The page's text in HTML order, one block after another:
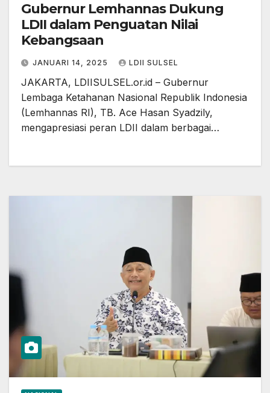
Gubernur Lemhannas Dukung
LDII dalam Penguatan Nilai
Kebangsaan
JANUARI 14, 2025 LDII SULSEL
JAKARTA, LDIISULSEL.or.id – Gubernur
Lembaga Ketahanan Nasional Republik Indonesia
(Lemhannas RI), TB. Ace Hasan Syadzily,
mengapresiasi peran LDII dalam berbagai…